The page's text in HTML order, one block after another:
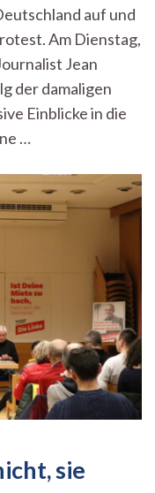
auf und
Am Dienstag,
Jean
der damaligen
Einblicke in die
…
sie